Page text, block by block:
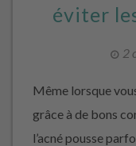
éviter
2
Même lorsque
grâce à de bons
l’acné pousse